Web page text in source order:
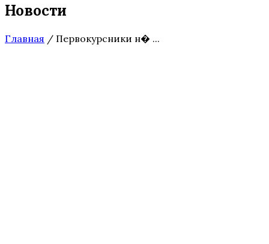
Новости
Главная / Первокурсники н� ...